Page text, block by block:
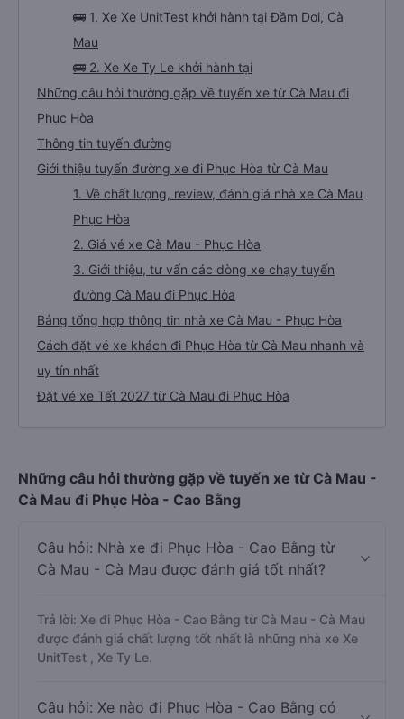
🚌 1. Xe Xe UnitTest khởi hành tại Đầm Dơi, Cà
Mau
🚌 2. Xe Xe Ty Le khởi hành tại
Những câu hỏi thường gặp về tuyến xe từ Cà Mau đi
Phục Hòa
Thông tin tuyến đường
Giới thiệu tuyến đường xe đi Phục Hòa từ Cà Mau
1. Về chất lượng, review, đánh giá nhà xe Cà Mau
Phục Hòa
2. Giá vé xe Cà Mau - Phục Hòa
3. Giới thiệu, tư vấn các dòng xe chạy tuyến
đường Cà Mau đi Phục Hòa
Bảng tổng hợp thông tin nhà xe Cà Mau - Phục Hòa
Cách đặt vé xe khách đi Phục Hòa từ Cà Mau nhanh và
uy tín nhất
Đặt vé xe Tết 2027 từ Cà Mau đi Phục Hòa
Những câu hỏi thường gặp về tuyến xe từ Cà Mau -
Cà Mau đi Phục Hòa - Cao Bằng
Câu hỏi: Nhà xe đi Phục Hòa - Cao Bằng từ
Cà Mau - Cà Mau được đánh giá tốt nhất?
Trả lời: Xe đi Phục Hòa - Cao Bằng từ Cà Mau - Cà Mau
được đánh giá chất lượng tốt nhất là những nhà xe Xe
UnitTest , Xe Ty Le.
Câu hỏi: Xe nào đi Phục Hòa - Cao Bằng có